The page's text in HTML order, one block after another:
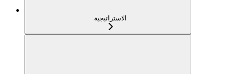
الاستراتيجية